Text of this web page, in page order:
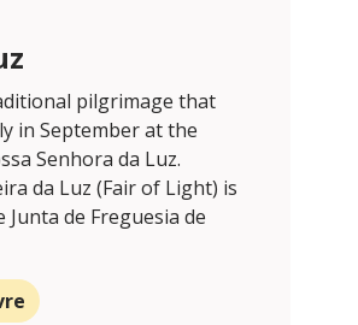
pilgrimage that
in September at the
Senhora da Luz.
da Luz (Fair of Light) is
de Freguesia de